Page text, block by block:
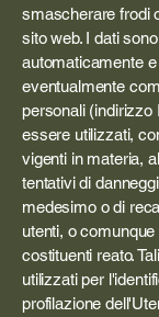
smascherare frodi
sito web. I dati
automaticamente
eventualmente
personali (indirizzo
essere utilizzati,
vigenti in materia,
tentativi di
medesimo o di
utenti, o
costituenti reato.
utilizzati per
profilazione